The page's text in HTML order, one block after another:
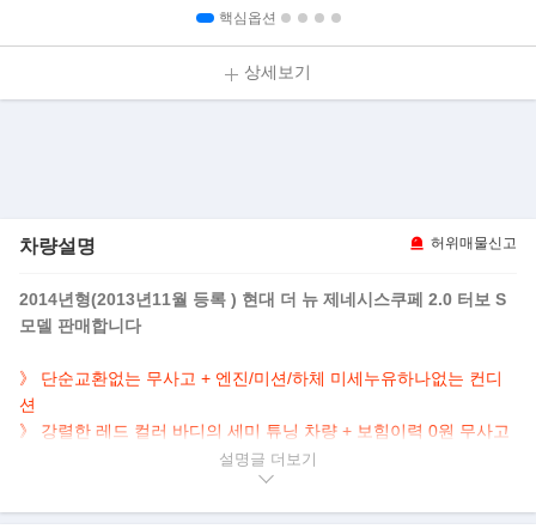
핵심옵션
상세보기
차량설명 허위매물신고
2014년형(2013년11월 등록 ) 현대 더 뉴 제네시스쿠페 2.0 터보 S
모델 판매합니다
》 단순교환없는 무사고 + 엔진/미션/하체 미세누유하나없는 컨디
션
》 강렬한 레드 컬러 바디의 세미 튜닝 차량 + 보힘이력 0원 무사고
▶본 차량상태..
설명글